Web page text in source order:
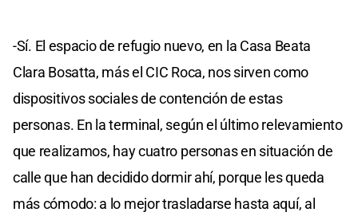
-Sí. El espacio de refugio nuevo, en la Casa Beata
Clara Bosatta, más el CIC Roca, nos sirven como
dispositivos sociales de contención de estas
personas. En la terminal, según el último relevamiento
que realizamos, hay cuatro personas en situación de
calle que han decidido dormir ahí, porque les queda
más cómodo: a lo mejor trasladarse hasta aquí, al